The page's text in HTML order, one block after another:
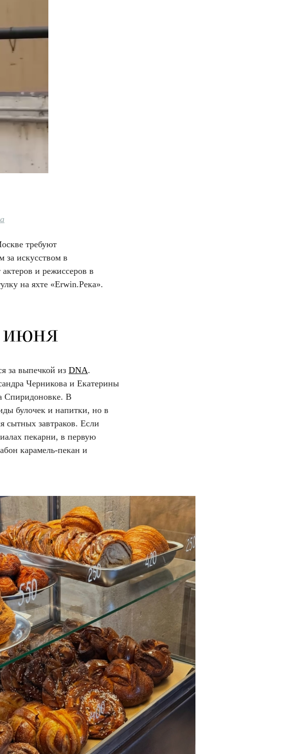
требуют
искусством в
и режиссеров в
на яхте «Erwin.Река».
июня
за выпечкой из DNA.
Черникова и Екатерины
Спиридоновке. В
булочек и напитки, но в
сытных завтраков. Если
пекарни, в первую
карамель-пекан и